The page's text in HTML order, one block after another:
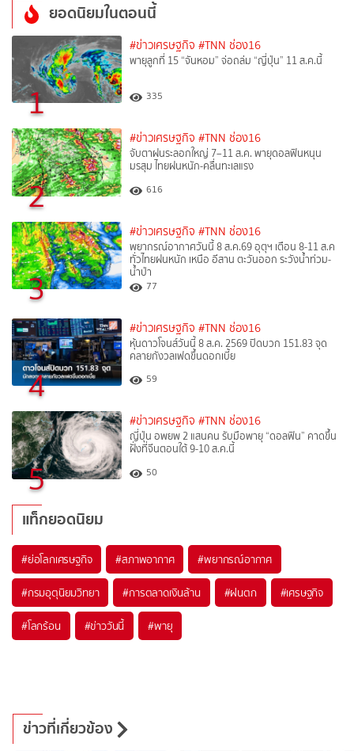
ยอดนิยมในตอนนี้
1
#ข่าวเศรษฐกิจ #TNN ช่อง16
พายุลูกที่ 15 “จันหอม” จ่อถล่ม “ญี่ปุ่น” 11 ส.ค.นี้
335
2
#ข่าวเศรษฐกิจ #TNN ช่อง16
จับตาฝนระลอกใหญ่ 7–11 ส.ค. พายุดอลฟินหนุน
มรสุม ไทยฝนหนัก-คลื่นทะเลแรง
616
3
#ข่าวเศรษฐกิจ #TNN ช่อง16
พยากรณ์อากาศวันนี้ 8 ส.ค.69 อุตุฯ เตือน 8-11 ส.ค
ทั่วไทยฝนหนัก เหนือ อีสาน ตะวันออก ระวังน้ำท่วม-
น้ำป่า
77
4
#ข่าวเศรษฐกิจ #TNN ช่อง16
หุ้นดาวโจนส์วันนี้ 8 ส.ค. 2569 ปิดบวก 151.83 จุด
คลายกังวลเฟดขึ้นดอกเบี้ย
59
5
#ข่าวเศรษฐกิจ #TNN ช่อง16
ญี่ปุ่น อพยพ 2 แสนคน รับมือพายุ “ดอลฟิน” คาดขึ้น
ฝั่งที่จีนตอนใต้ 9-10 ส.ค.นี้
50
แท็กยอดนิยม
#ย่อโลกเศรษฐกิจ #สภาพอากาศ #พยากรณ์อากาศ
#กรมอุตุนิยมวิทยา #การตลาดเงินล้าน #ฝนตก #เศรษฐกิจ
#โลกร้อน #ข่าววันนี้ #พายุ
ข่าวที่เกี่ยวข้อง